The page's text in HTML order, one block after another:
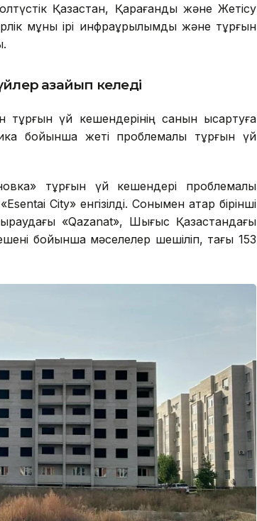
Қазақстан, Қарағанды және Жетісу
мұны ірі инфрақұрылымдық және тұрғын
азайып келеді
үй кешендерінің санын қысқартуға
бойынша жеті проблемалы тұрғын үй
тұрғын үй кешендері проблемалы
City» енгізілді. Сонымен қатар бірінші
«Qazanat», Шығыс Қазақстандағы
бойынша мәселелер шешіліп, тағы 153